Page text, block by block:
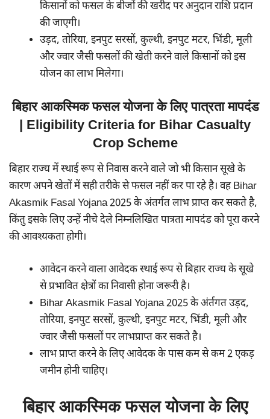
किसानों को फसल के बीजों की खरीद पर अनुदान राशि प्रदान
की जाएगी।
उड़द, तोरिया, इनपुट सरसों, कुल्थी, इनपुट मटर, भिंडी, मूली
और ज्वार जैसी फसलों की खेती करने वाले किसानों को इस
योजन का लाभ मिलेगा।
बिहार आकस्मिक फसल योजना के लिए पात्रता मापदंड
| Eligibility Criteria for Bihar Casualty
Crop Scheme
बिहार राज्य में स्थाई रूप से निवास करने वाले जो भी किसान सूखे के
कारण अपने खेतों में सही तरीके से फसल नहीं कर पा रहे है। वह Bihar
Akasmik Fasal Yojana 2025 के अंतर्गत लाभ प्राप्त कर सकते है,
किंतु इसके लिए उन्हें नीचे देले निम्नलिखित पात्रता मापदंड को पूरा करने
की आवश्यकता होगी।
आवेदन करने वाला आवेदक स्थाई रूप से बिहार राज्य के सूखे
से प्रभावित क्षेत्रों का निवासी होना जरूरी है।
Bihar Akasmik Fasal Yojana 2025 के अंर्तगत उड़द,
तोरिया, इनपुट सरसों, कुल्थी, इनपुट मटर, भिंडी, मूली और
ज्वार जैसी फसलों पर लाभप्राप्त कर सकते है।
लाभ प्राप्त करने के लिए आवेदक के पास कम से कम 2 एकड़
जमीन होनी चाहिए।
बिहार आकस्मिक फसल योजना के लिए